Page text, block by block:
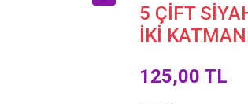
5 ÇİFT
İKİ
125,00 TL